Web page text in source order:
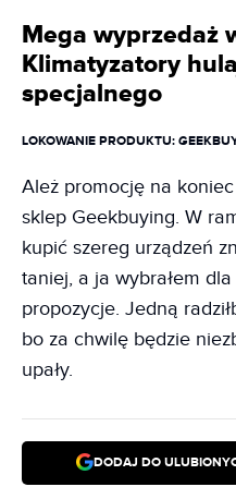
Mega wyprzedaż
Klimatyzatory
specjalnego
LOKOWANIE PRODUKTU:
Ależ promocję na
sklep Geekbuying. W
kupić szereg urządzeń
taniej, a ja wybrałem
propozycje. Jedną
bo za chwilę będzie
upały.
DODAJ DO